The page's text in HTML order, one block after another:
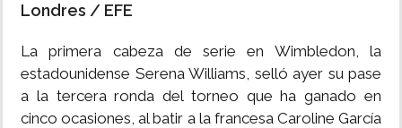
MULTIMEDIA
Londres / EFE
La primera cabeza de serie en Wimbledon, la
estadounidense Serena Williams, selló ayer su pase
a la tercera ronda del torneo que ha ganado en
cinco ocasiones, al batir a la francesa Caroline García